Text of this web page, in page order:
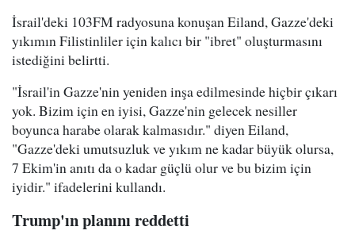
İsrail'deki 103FM radyosuna konuşan Eiland, Gazze'deki
yıkımın Filistinliler için kalıcı bir "ibret" oluşturmasını
istediğini belirtti.
"İsrail'in Gazze'nin yeniden inşa edilmesinde hiçbir çıkarı
yok. Bizim için en iyisi, Gazze'nin gelecek nesiller
boyunca harabe olarak kalmasıdır." diyen Eiland,
"Gazze'deki umutsuzluk ve yıkım ne kadar büyük olursa,
7 Ekim'in anıtı da o kadar güçlü olur ve bu bizim için
iyidir." ifadelerini kullandı.
Trump'ın planını reddetti